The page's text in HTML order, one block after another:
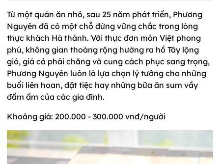
Từ một quán ăn nhỏ, sau 25 năm phát triển, Phương
Nguyên đã có một chỗ đứng vững chắc trong lòng
thực khách Hà thành. Với thực đơn món Việt phong
phú, không gian thoáng rộng hướng ra hồ Tây lộng
gió, giá cả phải chăng và cung cách phục sang trọng,
Phương Nguyên luôn là lựa chọn lý tưởng cho những
buổi liên hoan, đặt tiệc hay những bữa ăn sum vầy
đầm ấm của các gia đình.
Khoảng giá: 200.000 - 300.000 vnđ/người